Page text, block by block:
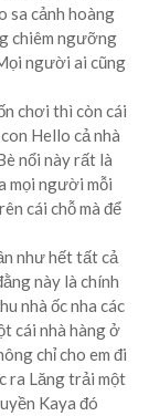
sa cảnh hoàng
chiêm ngưỡng
người ai cũng
chơi thì còn cái
Hello cả nhà
nổi này rất là
mọi người mỗi
cái chỗ mà để
như hết tất cả
này là chính
nhà ốc nha các
cái nhà hàng ở
chỉ cho em đi
ra Lăng trải một
Kaya đó